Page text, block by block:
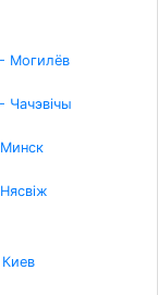
Могилёв
Чачэвічы